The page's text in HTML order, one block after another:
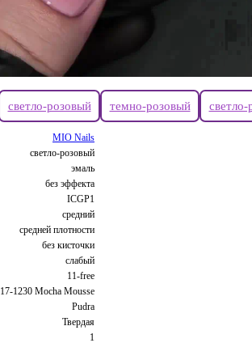
светло-розовый темно-розовый
MIO Nails
светло-розовый
эмаль
без эффекта
ICGP1
средний
средней плотности
без кисточки
слабый
11-free
17-1230 Mocha Mousse
Pudra
Твердая
1